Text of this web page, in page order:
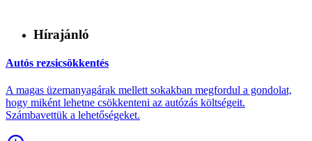
Hírajánló
Autós rezsicsökkentés
A magas üzemanyagárak mellett sokakban megfordul a gondolat,
hogy miként lehetne csökkenteni az autózás költségeit.
Számbavettük a lehetőségeket.